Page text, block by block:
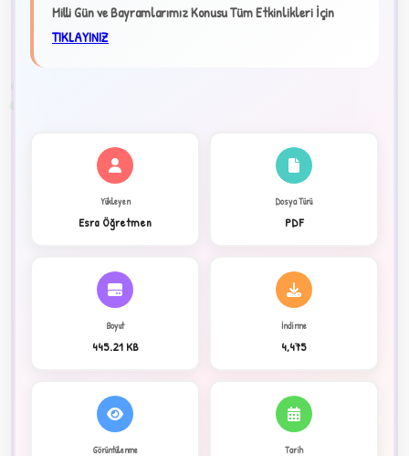
✦
Milli Gün ve Bayramlarımız Konusu Tüm Etkinlikleri İçin
TIKLAYINIZ
Yükleyen
Esra Öğretmen
Dosya Türü
PDF
Boyut
445.21 KB
İndirme
4,475
Görüntülenme Tarih